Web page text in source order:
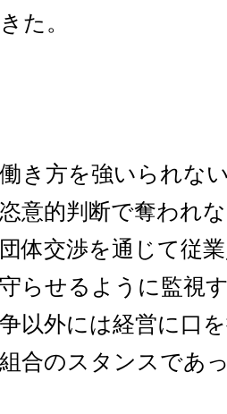
た。
き方を強いられな
意的判断で奪われ
体交渉を通じて従
らせるように監視
以外には経営に口
合のスタンスであ